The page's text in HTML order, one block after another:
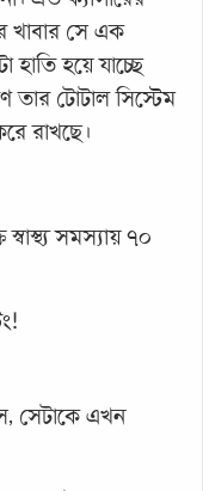
খাবার সে এক
হাতি হয়ে যাচ্ছে
তার টোটাল সিস্টেম
রাখছে।
সমস্যায় ৭০
সেটাকে এখন